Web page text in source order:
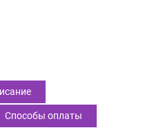
Способы оплаты